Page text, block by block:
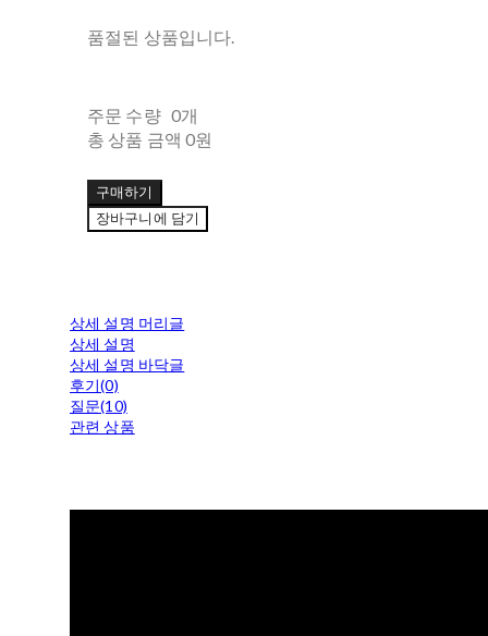
품절된 상품입니다.
주문 수량 0개
총 상품 금액 0원
구매하기
장바구니에 담기
상세 설명 머리글
상세 설명
상세 설명 바닥글
후기(0)
질문(10)
관련 상품